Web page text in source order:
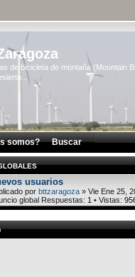
de bicicleta de montaña (Mountain
somos? Buscar
usuarios
por bttzaragoza» Vie Ene 25,
global Respuestas: 1 • Vistas: